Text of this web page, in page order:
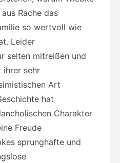
Rache das
so wertvoll wie
Leider
selten mitreißen und
ihrer sehr
Art
hat
Charakter
Freude
sprunghafte und